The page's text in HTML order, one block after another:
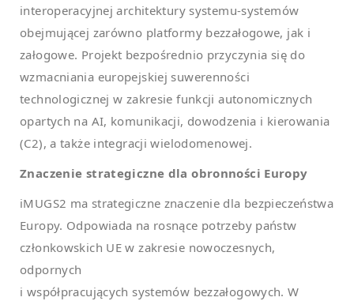
interoperacyjnej architektury systemu-systemów
obejmującej zarówno platformy bezzałogowe, jak i
załogowe. Projekt bezpośrednio przyczynia się do
wzmacniania europejskiej suwerenności
technologicznej w zakresie funkcji autonomicznych
opartych na AI, komunikacji, dowodzenia i kierowania
(C2), a także integracji wielodomenowej.
Znaczenie strategiczne dla obronności Europy
iMUGS2 ma strategiczne znaczenie dla bezpieczeństwa
Europy. Odpowiada na rosnące potrzeby państw
członkowskich UE w zakresie nowoczesnych,
odpornych
i współpracujących systemów bezzałogowych. W